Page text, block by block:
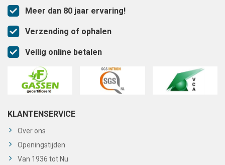
Meer dan 80 jaar ervaring!
Verzending of ophalen
Veilig online betalen
KLANTENSERVICE
Over ons
Openingstijden
Van 1936 tot Nu